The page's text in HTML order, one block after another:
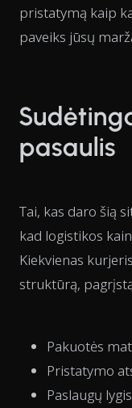
pristatymą kaip
paveiks jūsų
pasaulis
Tai, kas daro šią
kad logistikos
Kiekvienas
struktūrą,
Pakuotės
Pristatymo
Paslaugų